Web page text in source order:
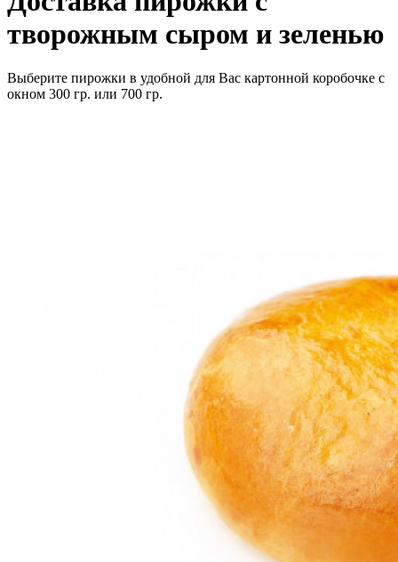
творожным сыром и зеленью
Выберите пирожки в удобной для Вас картонной коробочке с
окном 300 гр. или 700 гр.